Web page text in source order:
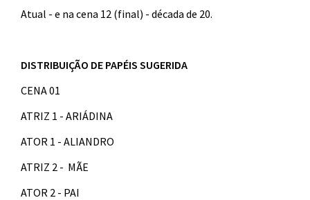
Atual - e na cena 12 (final) - década de 20.
DISTRIBUIÇÃO DE PAPÉIS SUGERIDA
CENA 01
ATRIZ 1 - ARIÁDINA
ATOR 1 - ALIANDRO
ATRIZ 2 - MÃE
ATOR 2 - PAI